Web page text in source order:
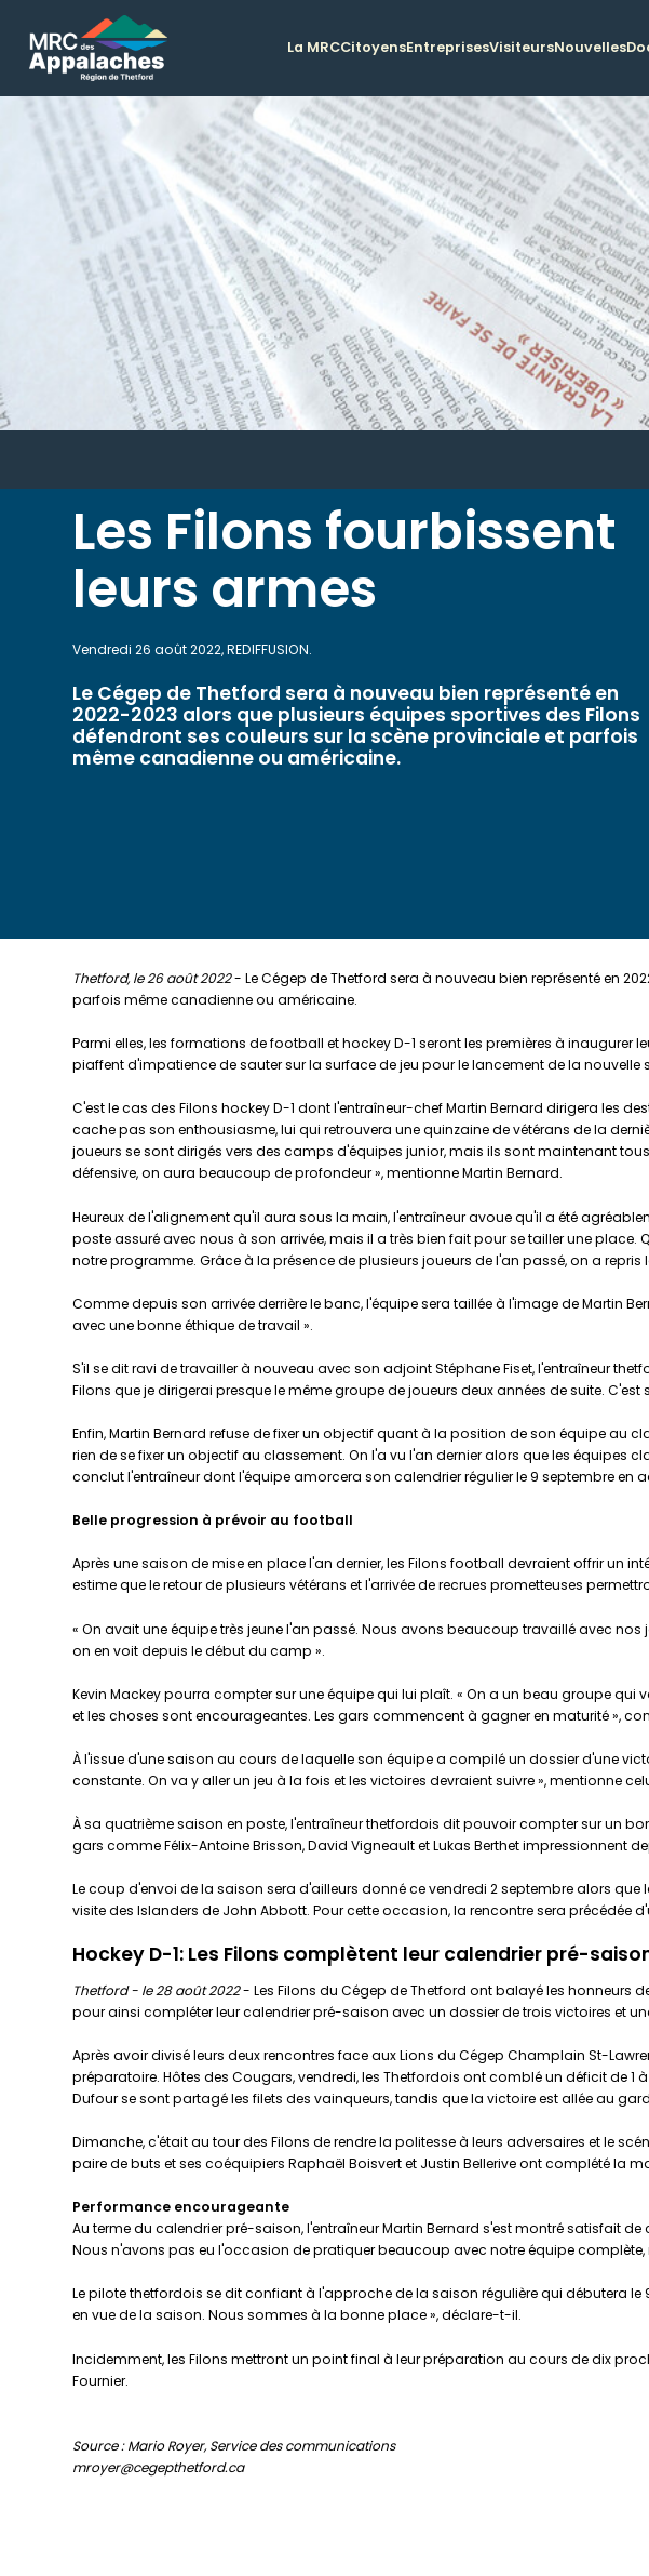
La MRCCitoyensEntreprisesVisiteursNouvelles
Les Filons fourbissent
leurs armes
Vendredi 26 août 2022, REDIFFUSION.
Le Cégep de Thetford sera à nouveau bien représenté en
2022-2023 alors que plusieurs équipes sportives des Filons
défendront ses couleurs sur la scène provinciale et parfois
même canadienne ou américaine.
Thetford, le 26 août 2022- Le Cégep de Thetford sera à nouveau bien représenté en
parfois même canadienne ou américaine.
Parmi elles, les formations de football et hockey D-1 seront les premières à
piaffent d'impatience de sauter sur la surface de jeu pour le lancement de la nouvelle
C'est le cas des Filons hockey D-1 dont l'entraîneur-chef Martin Bernard dirigera les
cache pas son enthousiasme, lui qui retrouvera une quinzaine de vétérans de la
joueurs se sont dirigés vers des camps d'équipes junior, mais ils sont maintenant
défensive, on aura beaucoup de profondeur », mentionne Martin Bernard.
Heureux de l'alignement qu'il aura sous la main, l'entraîneur avoue qu'il a été
poste assuré avec nous à son arrivée, mais il a très bien fait pour se tailler une
notre programme. Grâce à la présence de plusieurs joueurs de l'an passé, on a
Comme depuis son arrivée derrière le banc, l'équipe sera taillée à l'image de Martin
avec une bonne éthique de travail ».
S'il se dit ravi de travailler à nouveau avec son adjoint Stéphane Fiset, l'entraîneur
Filons que je dirigerai presque le même groupe de joueurs deux années de suite.
Enfin, Martin Bernard refuse de fixer un objectif quant à la position de son équipe au
rien de se fixer un objectif au classement. On l'a vu l'an dernier alors que les équipes
conclut l'entraîneur dont l'équipe amorcera son calendrier régulier le 9 septembre en
Belle progression à prévoir au football
Après une saison de mise en place l'an dernier, les Filons football devraient offrir un
estime que le retour de plusieurs vétérans et l'arrivée de recrues prometteuses
« On avait une équipe très jeune l'an passé. Nous avons beaucoup travaillé avec
on en voit depuis le début du camp ».
Kevin Mackey pourra compter sur une équipe qui lui plaît. « On a un beau groupe
et les choses sont encourageantes. Les gars commencent à gagner en maturité »,
À l'issue d'une saison au cours de laquelle son équipe a compilé un dossier d'une
constante. On va y aller un jeu à la fois et les victoires devraient suivre », mentionne
À sa quatrième saison en poste, l'entraîneur thetfordois dit pouvoir compter sur un
gars comme Félix-Antoine Brisson, David Vigneault et Lukas Berthet impressionnent
Le coup d'envoi de la saison sera d'ailleurs donné ce vendredi 2 septembre alors
visite des Islanders de John Abbott. Pour cette occasion, la rencontre sera
Hockey D-1: Les Filons complètent leur calendrier pré-
Thetford - le 28 août 2022- Les Filons du Cégep de Thetford ont balayé les honneurs
pour ainsi compléter leur calendrier pré-saison avec un dossier de trois victoires et
Après avoir divisé leurs deux rencontres face aux Lions du Cégep Champlain St-
préparatoire. Hôtes des Cougars, vendredi, les Thetfordois ont comblé un déficit de 1
Dufour se sont partagé les filets des vainqueurs, tandis que la victoire est allée au
Dimanche, c'était au tour des Filons de rendre la politesse à leurs adversaires et le
paire de buts et ses coéquipiers Raphaël Boisvert et Justin Bellerive ont complété la
Performance encourageante
Au terme du calendrier pré-saison, l'entraîneur Martin Bernard s'est montré satisfait
Nous n'avons pas eu l'occasion de pratiquer beaucoup avec notre équipe
Le pilote thetfordois se dit confiant à l'approche de la saison régulière qui débutera
en vue de la saison. Nous sommes à la bonne place », déclare-t-il.
Incidemment, les Filons mettront un point final à leur préparation au cours de dix
Fournier.
Source : Mario Royer, Service des communications
mroyer@cegepthetford.ca